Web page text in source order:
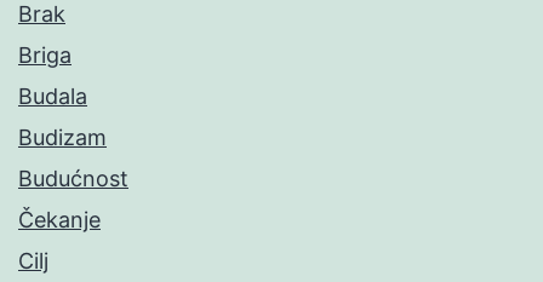
Brak
Briga
Budala
Budizam
Budućnost
Čekanje
Cilj